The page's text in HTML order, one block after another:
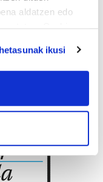
aldatzen edo
geographical
scanning it for
data is processed
section
ikusi